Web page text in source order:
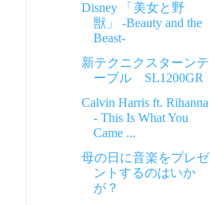
Disney 「美女と野
獣」 -Beauty and the
Beast-
新テクニクスターンテ
ーブル SL1200GR
Calvin Harris ft. Rihanna
- This Is What You
Came ...
母の日に音楽をプレゼ
ントするのはいか
が？